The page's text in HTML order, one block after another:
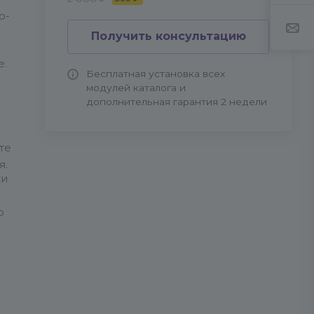
Получить консультацию
Бесплатная установка всех
модулей каталога и
дополнительная гарантия 2 недели